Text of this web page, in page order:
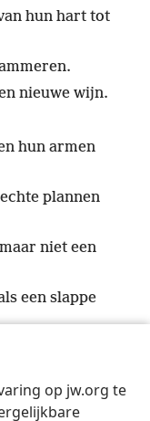
op jw.org te
hun hart tot
nieuwe wijn.
hun armen
plannen
niet een
een slappe
worden
van spot